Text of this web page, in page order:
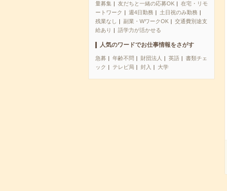
量募集
友だちと一緒の応募OK
在宅・リモ
ートワーク
週4日勤務
土日祝のみ勤務
残業なし
副業・WワークOK
交通費別途支
給あり
語学力が活かせる
人気のワードでお仕事情報をさがす
急募 年齢不問 財団法人 英語
書類チェ
ック
テレビ局 封入 大学